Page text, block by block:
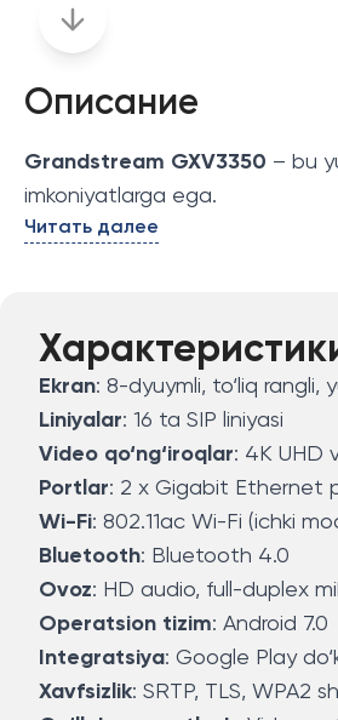
Описание
Grandstream GXV3350 – bu
imkoniyatlarga ega.
Читать далее
Ekran: 8-dyuymli, to‘liq rangli,
Liniyalar: 16 ta SIP liniyasi
Video qo‘ng‘iroqlar: 4K UHD
Portlar: 2 x Gigabit Ethernet
Wi-Fi: 802.11ac Wi-Fi (ichki
Bluetooth: Bluetooth 4.0
Ovoz: HD audio, full-duplex
Operatsion tizim: Android 7.0
Integratsiya: Google Play
Xavfsizlik: SRTP, TLS, WPA2